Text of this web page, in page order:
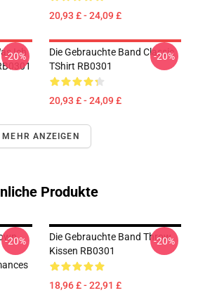
20,93 £ - 24,09 £
Ich
-20%
Die Gebrauchte Band Classic
TShirt RB0301
20,93 £ - 24,09 £
-20%
MEHR ANZEIGEN
Produkte
-20%
Die Gebrauchte Band Throw
Kissen RB0301
18,96 £ - 22,91 £
-20%